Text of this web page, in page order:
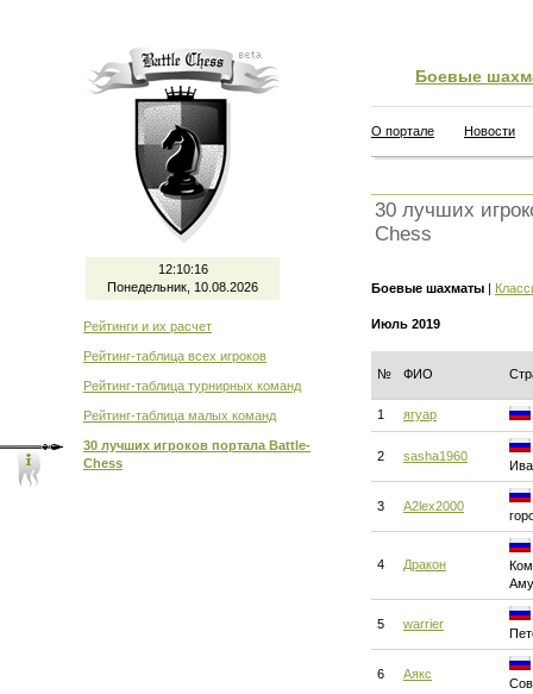
12:10:17
Понедельник, 10.08.2026
Рейтинги и их расчет
Рейтинг-таблица всех игроков
Рейтинг-таблица турнирных команд
Рейтинг-таблица малых команд
30 лучших игроков портала Battle-
Chess
Боевые
О портале Новости
30 лучших
Chess
Боевые шахматы |
Июль 2019
№ ФИО
1 ягуар
2 sasha1960
3 A2lex2000
4 Дракон
5 warrier
6 Аякс